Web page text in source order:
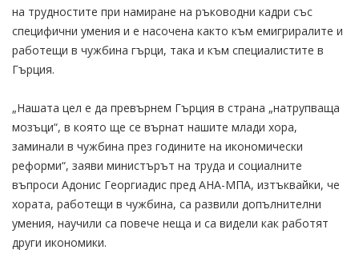
на трудностите при намиране на ръководни кадри със
специфични умения и е насочена както към емигриралите и
работещи в чужбина гърци, така и към специалистите в
Гърция.
„Нашата цел е да превърнем Гърция в страна „натрупваща
мозъци“, в която ще се върнат нашите млади хора,
заминали в чужбина през годините на икономически
реформи“, заяви министърът на труда и социалните
въпроси Адонис Георгиадис пред АНА-МПА, изтъквайки, че
хората, работещи в чужбина, са развили допълнителни
умения, научили са повече неща и са видели как работят
други икономики.